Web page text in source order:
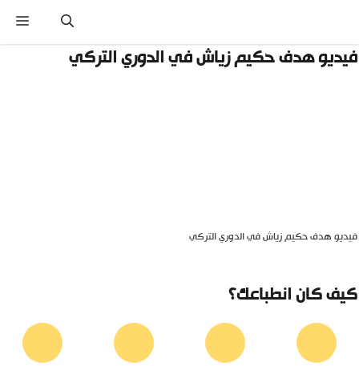
هدف حكيم زياش في الدوري التركي
هدف حكيم زياش في الدوري التركي
كان انطباعك؟